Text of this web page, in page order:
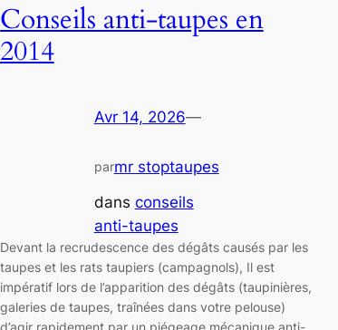
Conseils anti-taupes en
2014
Avr 14, 2026—
parmr stoptaupes
dans conseils
anti-taupes
Devant la recrudescence des dégâts causés par les
taupes et les rats taupiers (campagnols), Il est
impératif lors de l’apparition des dégâts (taupinières,
galeries de taupes, traînées dans votre pelouse)
d’agir rapidement par un piégeage mécanique anti-